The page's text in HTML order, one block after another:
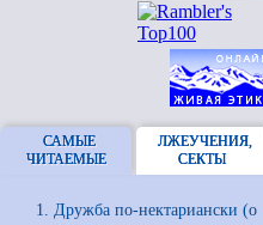
САМЫЕ
ЧИТАЕМЫЕ
ЛЖЕУЧЕНИЯ,
СЕКТЫ
Дружба по-нектариански (о